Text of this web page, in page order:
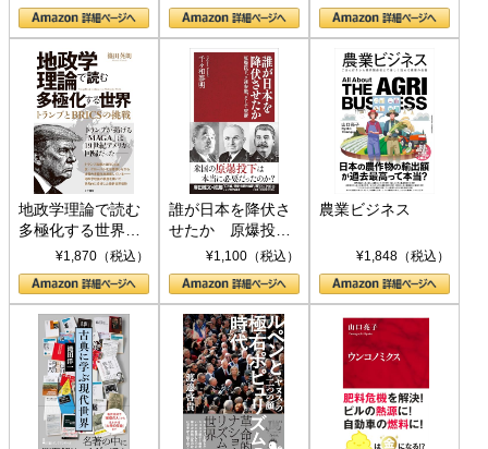
地政学理論で読む
多極化する世界：
トランプとBRICS
の挑戦
¥1,870（税込）
誰が日本を降伏さ
せたか 原爆投
下、ソ連参戦、そ
して聖断 (PHP新
書)
¥1,100（税込）
農業ビジネス
¥1,848（税込）